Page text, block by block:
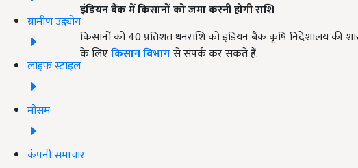
ग्रामीण उद्द्योग
लाइफ स्टाइल
मौसम
कंपनी समाचार
इंडियन बैंक में किसानों को जमा करनी होगी राशि
किसानों को 40 प्रतिशत धनराशि को इंडियन बैंक कृषि निदेशालय की
के लिएकिसान विभागसे संपर्क कर सकते हैं.